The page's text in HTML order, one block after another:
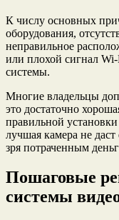
К числу основных
оборудования,
неправильное
или плохой сигнал
системы.
Многие владельцы
это достаточно
правильной
лучшая камера не
зря потраченным
Пошаговые
системы